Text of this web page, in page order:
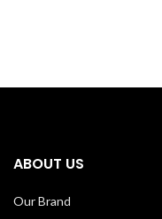
ABOUT US
Our Brand